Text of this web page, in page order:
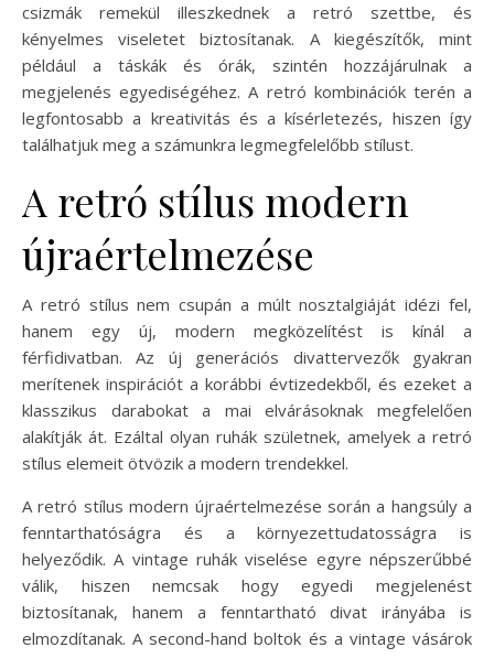
csizmák remekül illeszkednek a retró szettbe, és
kényelmes viseletet biztosítanak. A kiegészítők, mint
például a táskák és órák, szintén hozzájárulnak a
megjelenés egyediségéhez. A retró kombinációk terén a
legfontosabb a kreativitás és a kísérletezés, hiszen így
találhatjuk meg a számunkra legmegfelelőbb stílust.
A retró stílus modern
újraértelmezése
A retró stílus nem csupán a múlt nosztalgiáját idézi fel,
hanem egy új, modern megközelítést is kínál a
férfidivatban. Az új generációs divattervezők gyakran
merítenek inspirációt a korábbi évtizedekből, és ezeket a
klasszikus darabokat a mai elvárásoknak megfelelően
alakítják át. Ezáltal olyan ruhák születnek, amelyek a retró
stílus elemeit ötvözik a modern trendekkel.
A retró stílus modern újraértelmezése során a hangsúly a
fenntarthatóságra és a környezettudatosságra is
helyeződik. A vintage ruhák viselése egyre népszerűbbé
válik, hiszen nemcsak hogy egyedi megjelenést
biztosítanak, hanem a fenntartható divat irányába is
elmozdítanak. A second-hand boltok és a vintage vásárok